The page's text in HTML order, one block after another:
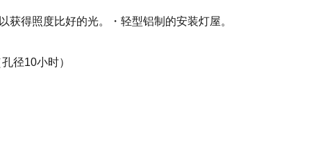
获得照度比好的光。・轻型铝制的安装灯屋。
径10小时）